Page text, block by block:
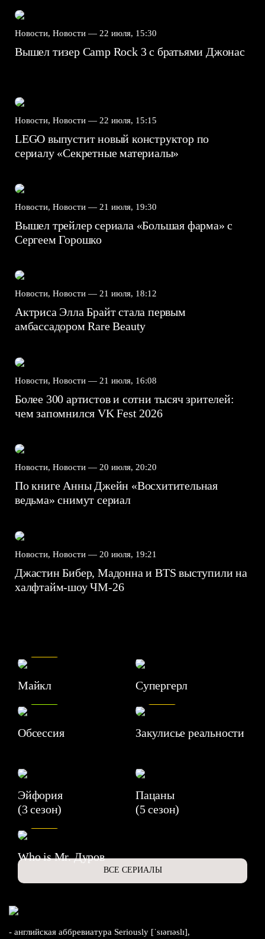
Новости, Новости — 22 июля, 15:30
Вышел тизер Camp Rock 3 с братьями Джонас
Новости, Новости — 22 июля, 15:15
LEGO выпустит новый конструктор по
сериалу «Секретные материалы»
Новости, Новости — 21 июля, 19:30
Вышел трейлер сериала «Большая фарма» с
Сергеем Горошко
Новости, Новости — 21 июля, 18:12
Актриса Элла Брайт стала первым
амбассадором Rare Beauty
Новости, Новости — 21 июля, 16:08
Более 300 артистов и сотни тысяч зрителей:
чем запомнился VK Fest 2026
Новости, Новости — 20 июля, 20:20
По книге Анны Джейн «Восхитительная
ведьма» снимут сериал
Новости, Новости — 20 июля, 19:21
Джастин Бибер, Мадонна и BTS выступили на
халфтайм-шоу ЧМ-26
Майкл Супергерл
Обсессия
7.1
Закулисье реальности
Эйфория
(3 сезон)
Пацаны
(5 сезон)
Who is Mr. Дуров
ВСЕ СЕРИАЛЫ
- английская аббревиатура Seriously [ˈsɪərɪəslɪ],